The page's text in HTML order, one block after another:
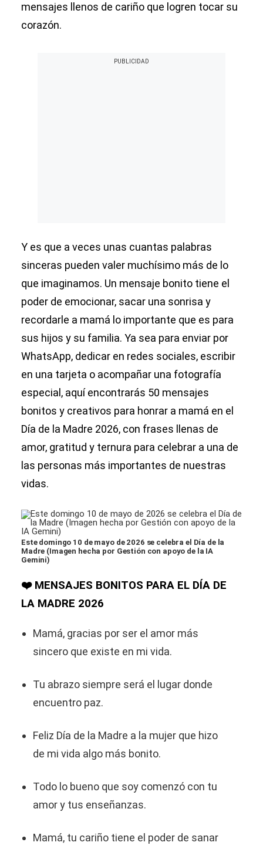
mensajes llenos de cariño que logren tocar su
corazón.
Y es que a veces unas cuantas palabras
sinceras pueden valer muchísimo más de lo
que imaginamos. Un mensaje bonito tiene el
poder de emocionar, sacar una sonrisa y
recordarle a mamá lo importante que es para
sus hijos y su familia. Ya sea para enviar por
WhatsApp, dedicar en redes sociales, escribir
en una tarjeta o acompañar una fotografía
especial, aquí encontrarás 50 mensajes
bonitos y creativos para honrar a mamá en el
Día de la Madre 2026, con frases llenas de
amor, gratitud y ternura para celebrar a una de
las personas más importantes de nuestras
vidas.
Este domingo 10 de mayo de 2026 se celebra el Día de la
Madre (Imagen hecha por Gestión con apoyo de la IA
Gemini)
❤️ MENSAJES BONITOS PARA EL DÍA DE
LA MADRE 2026
Mamá, gracias por ser el amor más
sincero que existe en mi vida.
Tu abrazo siempre será el lugar donde
encuentro paz.
Feliz Día de la Madre a la mujer que hizo
de mi vida algo más bonito.
Todo lo bueno que soy comenzó con tu
amor y tus enseñanzas.
Mamá, tu cariño tiene el poder de sanar